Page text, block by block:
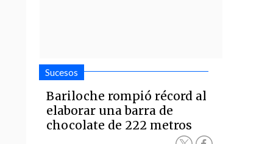
Sucesos
Bariloche rompió récord al
elaborar una barra de
chocolate de 222 metros